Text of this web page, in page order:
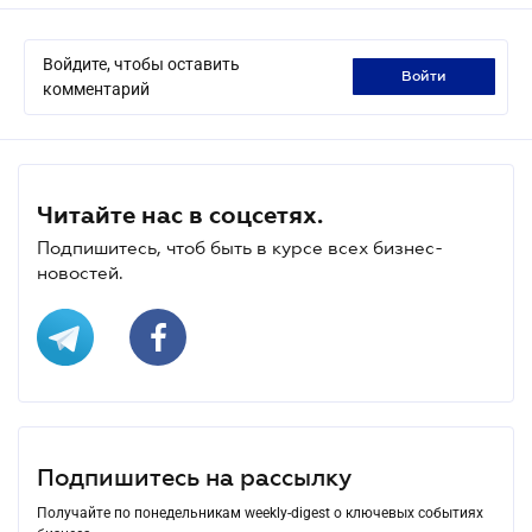
Войдите, чтобы оставить
комментарий
войти
Читайте нас в соцсетях.
Подпишитесь, чтоб быть в курсе всех бизнес-
новостей.
Подпишитесь на рассылку
Получайте по понедельникам weekly-digest о ключевых событиях